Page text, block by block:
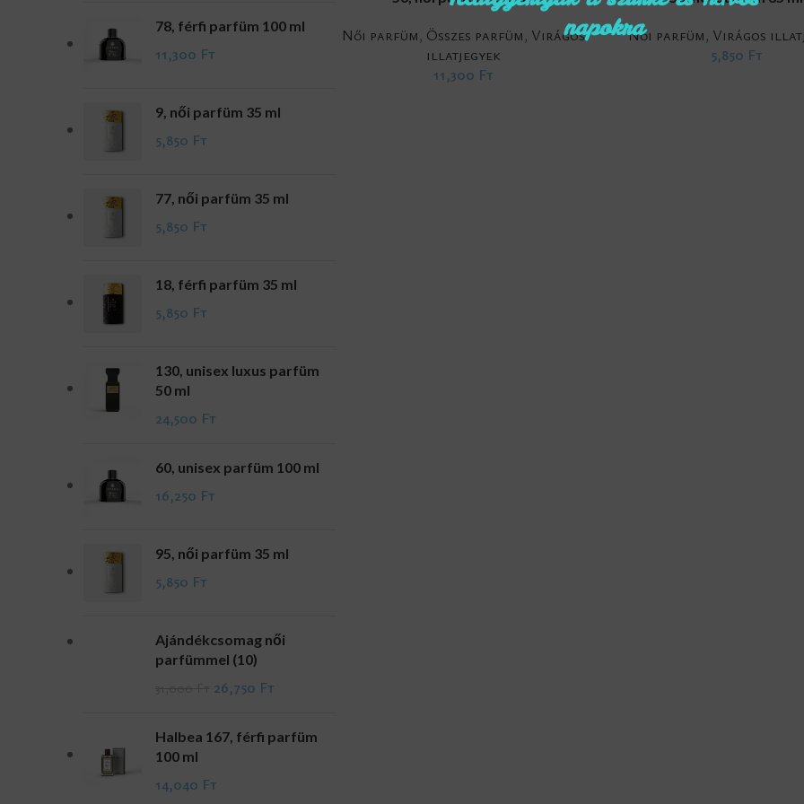
napokra
78, férfi parfüm 100 ml
11,300 Ft
9, női parfüm 35 ml
5,850 Ft
77, női parfüm 35 ml
5,850 Ft
18, férfi parfüm 35 ml
5,850 Ft
130, unisex luxus parfüm
50 ml
24,500 Ft
60, unisex parfüm 100 ml
16,250 Ft
95, női parfüm 35 ml
5,850 Ft
Ajándékcsomag női
parfümmel (10)
26,750 Ft
Halbea 167, férfi parfüm
100 ml
14,040 Ft
Női parfüm, Összes parfüm, Virágos
illatjegyek
11,300 Ft
Női parfüm, Virágos
5,850 Ft